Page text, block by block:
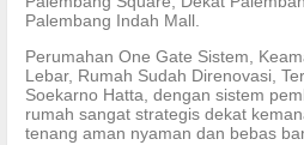
Palembang Indah Mall.
Perumahan One Gate Sistem,
Lebar, Rumah Sudah Direnovasi,
Soekarno Hatta, dengan sistem
rumah sangat strategis dekat
tenang aman nyaman dan bebas